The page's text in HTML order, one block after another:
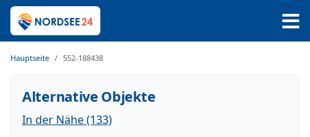
Hauptseite 552-188438
Alternative Objekte
In der Nähe (133)